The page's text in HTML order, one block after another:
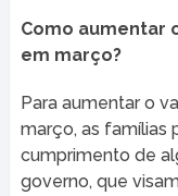
Como aumentar
em março?
Para aumentar o
março, as famílias
cumprimento de
governo, que